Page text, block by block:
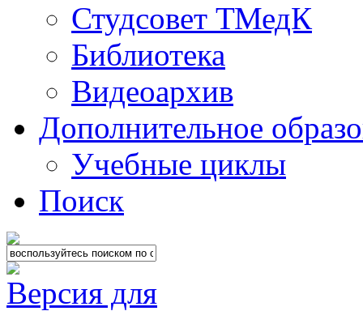
Студсовет ТМедК
Библиотека
Видеоархив
Дополнительное
Учебные циклы
Поиск
Версия для